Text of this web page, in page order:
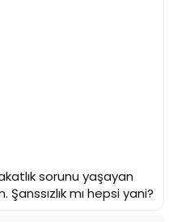
sorunu yaşayan
Şanssızlık mı hepsi yani?